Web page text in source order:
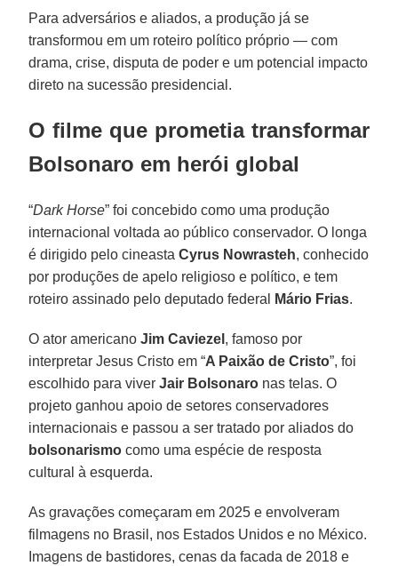
Para adversários e aliados, a produção já se
transformou em um roteiro político próprio — com
drama, crise, disputa de poder e um potencial impacto
direto na sucessão presidencial.
O filme que prometia transformar
Bolsonaro em herói global
“Dark Horse” foi concebido como uma produção
internacional voltada ao público conservador. O longa
é dirigido pelo cineastaCyrus Nowrasteh, conhecido
por produções de apelo religioso e político, e tem
roteiro assinado pelo deputado federal
Mário Frias.
O ator americanoJim Caviezel , famoso por
interpretar Jesus Cristo em “A Paixão de Cristo”, foi
escolhido para viver Jair Bolsonaro nas telas. O
projeto ganhou apoio de setores conservadores
internacionais e passou a ser tratado por aliados do
bolsonarismo como uma espécie de resposta
cultural à esquerda.
As gravações começaram em 2025 e envolveram
filmagens no Brasil, nos Estados Unidos e no México.
Imagens de bastidores, cenas da facada de 2018 e